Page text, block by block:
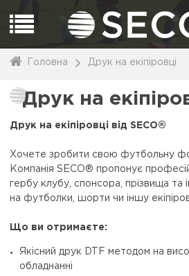
Головна Друк на екіпіровці
Друк на
Друк на екіпіровці від SECO®
Хочете зробити свою футбольну
Компанія SECO® пропонує
гербу клубу, спонсора, прізвища та
на футболки, шорти чи іншу
Що ви отримаєте:
Якісний друк DTF методом на
обладнанні